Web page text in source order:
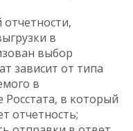
в
выбор
зависит от типа
в
в который
отчетность;